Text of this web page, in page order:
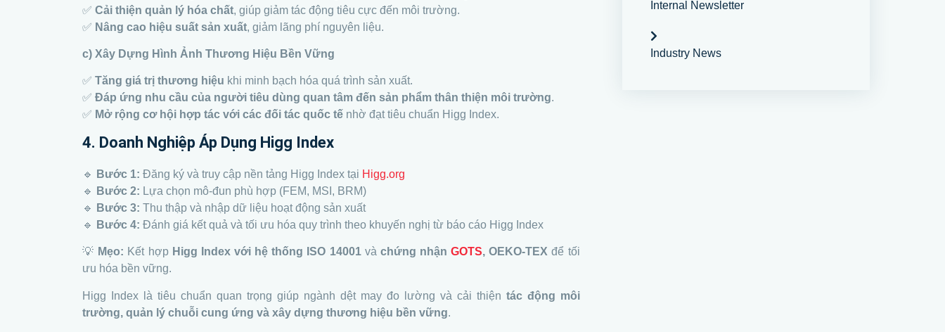
✅ Cải thiện quản lý hóa chất, giúp giảm tác động tiêu cực đến môi trường.
✅ Nâng cao hiệu suất sản xuất, giảm lãng phí nguyên liệu.
c) Xây Dựng Hình Ảnh Thương Hiệu Bền Vững
✅ Tăng giá trị thương hiệu khi minh bạch hóa quá trình sản xuất.
✅ Đáp ứng nhu cầu của người tiêu dùng quan tâm đến sản phẩm thân thiện môi trường.
✅ Mở rộng cơ hội hợp tác với các đối tác quốc tế nhờ đạt tiêu chuẩn Higg Index.
4. Doanh Nghiệp Áp Dụng Higg Index
🔹 Bước 1: Đăng ký và truy cập nền tảng Higg Index tại Higg.org
🔹
Bước 2: Lựa chọn mô-đun phù hợp (FEM, MSI, BRM)
🔹
Bước 3: Thu thập và nhập dữ liệu hoạt động sản xuất
🔹
Bước 4: Đánh giá kết quả và tối ưu hóa quy trình theo khuyến nghị từ báo cáo Higg Index
💡 Mẹo: Kết hợp Higg Index với hệ thống ISO 14001và chứng nhậnGOTS, OEKO-TEX để tối
ưu hóa bền vững.
Higg Index là tiêu chuẩn quan trọng giúp ngành dệt may đo lường và cải thiện tác động môi
trường, quản lý chuỗi cung ứng và xây dựng thương hiệu bền vững.
Internal Newsletter
Industry News